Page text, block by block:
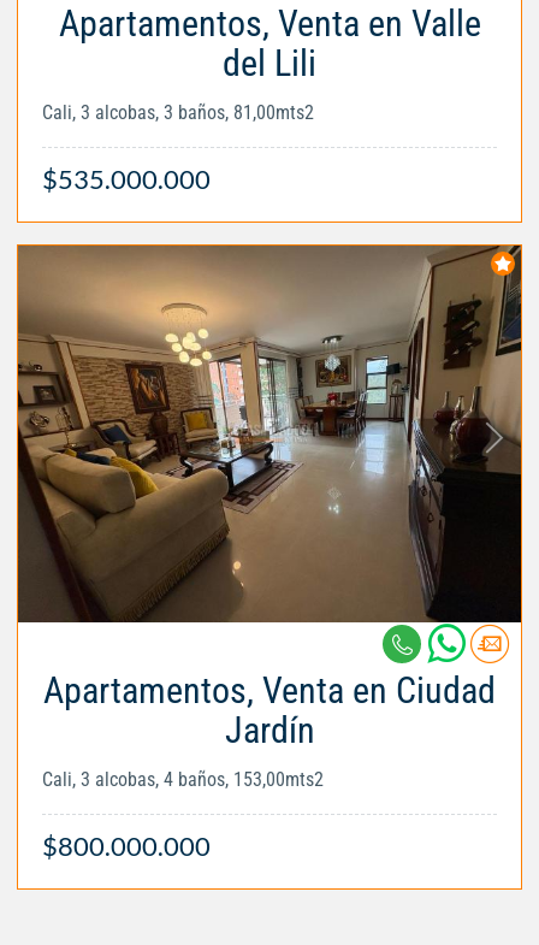
Apartamentos, Venta en Valle
del Lili
Cali, 3 alcobas, 3 baños, 81,00mts2
$535.000.000
Apartamentos, Venta en Ciudad
Jardín
Cali, 3 alcobas, 4 baños, 153,00mts2
$800.000.000